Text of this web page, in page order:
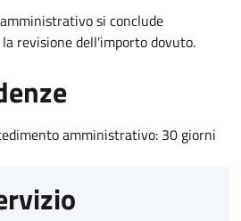
si conclude
revisione dell'importo dovuto.
amministrativo: 30 giorni